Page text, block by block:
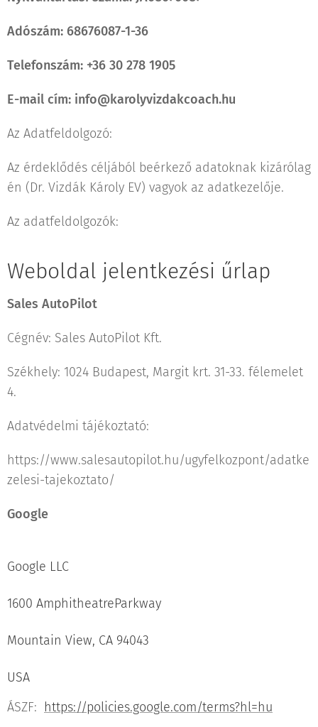
Adószám: 68676087-1-36
Telefonszám: +36 30 278 1905
E-mail cím: info@karolyvizdakcoach.hu
Az Adatfeldolgozó:
Az érdeklődés céljából beérkező adatoknak kizárólag
én (Dr. Vizdák Károly EV) vagyok az adatkezelője.
Az adatfeldolgozók:
Weboldal jelentkezési űrlap
Sales AutoPilot
Cégnév: Sales AutoPilot Kft.
Székhely: 1024 Budapest, Margit krt. 31-33. félemelet
4.
Adatvédelmi tájékoztató:
https://www.salesautopilot.hu/ugyfelkozpont/adatke
zelesi-tajekoztato/
Google
Google LLC
1600 AmphitheatreParkway
Mountain View, CA 94043
USA
ÁSZF: https://policies.google.com/terms?hl=hu